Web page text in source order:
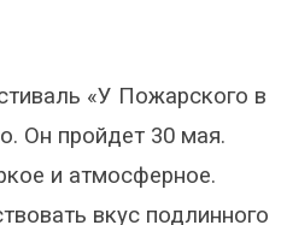
«У Пожарского в
Он пройдет 30 мая.
и атмосферное.
вкус подлинного